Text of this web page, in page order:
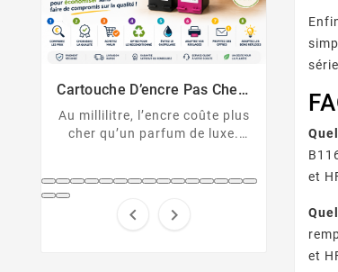
Comment Désactiver La Puce
Cartouche HP non reconnue ?
désactiver la protection des
cartouches HP et contourner
Sur
 
et
et